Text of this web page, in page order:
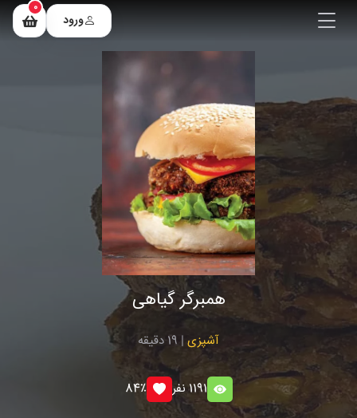
ورود
0
همبرگر گیاهی
آشپزی | 19 دقیقه
1191 نفر 84٪